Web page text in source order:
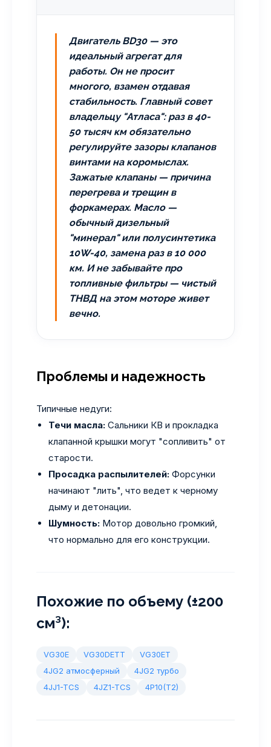
Двигатель BD30 — это
идеальный агрегат для
работы. Он не просит
многого, взамен отдавая
стабильность. Главный совет
владельцу "Атласа": раз в 40-
50 тысяч км обязательно
регулируйте зазоры клапанов
винтами на коромыслах.
Зажатые клапаны — причина
перегрева и трещин в
форкамерах. Масло —
обычный дизельный
"минерал" или полусинтетика
10W-40, замена раз в 10 000
км. И не забывайте про
топливные фильтры — чистый
ТНВД на этом моторе живет
вечно.
Проблемы и надежность
Типичные недуги:
Течи масла: Сальники КВ и прокладка
клапанной крышки могут "сопливить" от
старости.
Просадка распылителей: Форсунки
начинают "лить", что ведет к черному
дыму и детонации.
Шумность: Мотор довольно громкий,
что нормально для его конструкции.
Похожие по объему (±200
см³):
VG30E VG30DETT
VG30ET
4JG2 атмосферный
4JG2 турбо
4JJ1-TCS
4JZ1-TCS 4P10(T2)